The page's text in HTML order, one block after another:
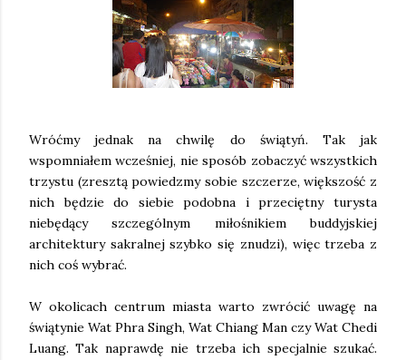
Wróćmy jednak na chwilę do świątyń. Tak jak
wspomniałem wcześniej, nie sposób zobaczyć wszystkich
trzystu (zresztą powiedzmy sobie szczerze, większość z
nich będzie do siebie podobna i przeciętny turysta
niebędący szczególnym miłośnikiem buddyjskiej
architektury sakralnej szybko się znudzi), więc trzeba z
nich coś wybrać.
W okolicach centrum miasta warto zwrócić uwagę na
świątynie Wat Phra Singh, Wat Chiang Man czy Wat Chedi
Luang. Tak naprawdę nie trzeba ich specjalnie szukać.